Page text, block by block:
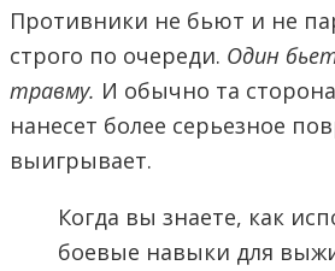
Противники не бьют и не
строго по очереди. Один
травму. И обычно та
нанесет более серьезное
выигрывает.
Когда вы знаете, как
боевые навыки для